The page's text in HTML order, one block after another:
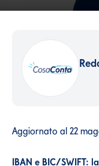
Aggiornato al 22
IBAN e BIC/SWIFT: